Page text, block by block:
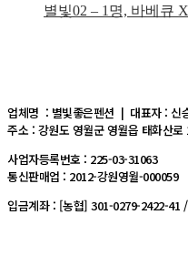
별빛02 – 1명, 바베큐
업체명 : 별빛좋은펜션 | 대표자 : 신
주소 : 강원도 영월군 영월읍 태화산로
사업자등록번호 : 225-03-31063
통신판매업 : 2012-강원영월-000059
입금계좌 : [농협] 301-0279-2422-41